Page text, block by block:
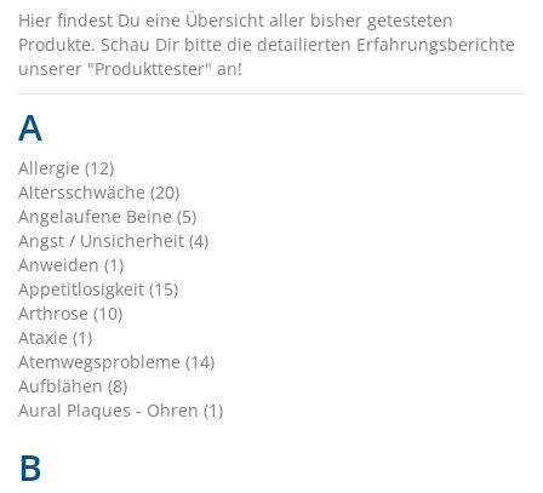
Hier findest Du eine Übersicht aller bisher getesteten
Produkte. Schau Dir bitte die detailierten Erfahrungsberichte
unserer "Produkttester" an!
A
Allergie (12)
Altersschwäche (20)
Angelaufene Beine (5)
Angst / Unsicherheit (4)
Anweiden (1)
Appetitlosigkeit (15)
Arthrose (10)
Ataxie (1)
Atemwegsprobleme (14)
Aufblähen (8)
Aural Plaques - Ohren (1)
B